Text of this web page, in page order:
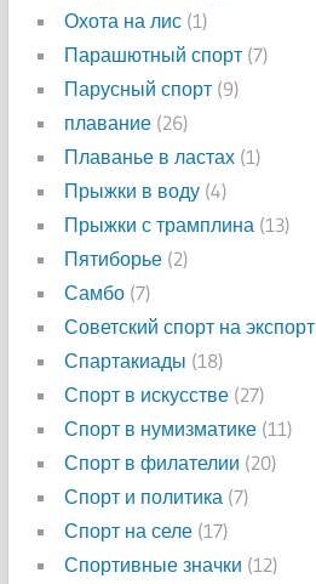
Охота на лис (1)
Парашютный спорт (7)
Парусный спорт (9)
плавание (26)
Плаванье в ластах (1)
Прыжки в воду (4)
Прыжки с трамплина (13)
Пятиборье (2)
Самбо (7)
Советский спорт на экспорт
Спартакиады (18)
Спорт в искусстве (27)
Спорт в нумизматике (11)
Спорт в филателии (20)
Спорт и политика (7)
Спорт на селе (17)
Спортивные значки (12)